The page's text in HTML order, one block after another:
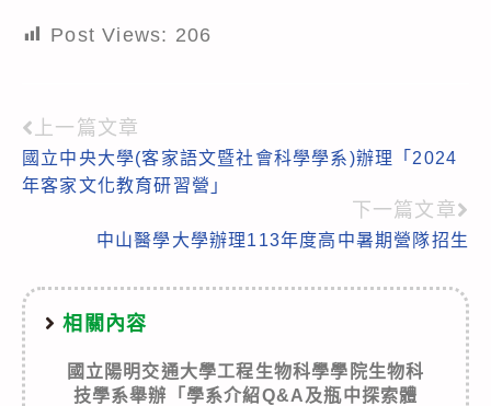
Post Views: 206
Read
more
上一篇文章
國立中央大學(客家語文暨社會科學學系)辦理「2024
年客家文化教育研習營」
下一篇文章
中山醫學大學辦理113年度高中暑期營隊招生
相關內容
國立陽明交通大學工程生物科學學院生物科
技學系舉辦「學系介紹Q&A及瓶中探索體